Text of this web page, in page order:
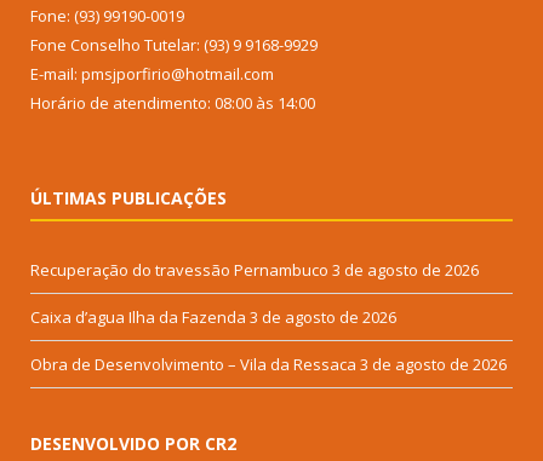
Fone: (93) 99190-0019
Fone Conselho Tutelar: (93) 9 9168-9929
E-mail: pmsjporfirio@hotmail.com
Horário de atendimento: 08:00 às 14:00
ÚLTIMAS PUBLICAÇÕES
Recuperação do travessão Pernambuco 3 de agosto de 2026
Caixa d’agua Ilha da Fazenda 3 de agosto de 2026
Obra de Desenvolvimento – Vila da Ressaca 3 de agosto de 2026
DESENVOLVIDO POR CR2